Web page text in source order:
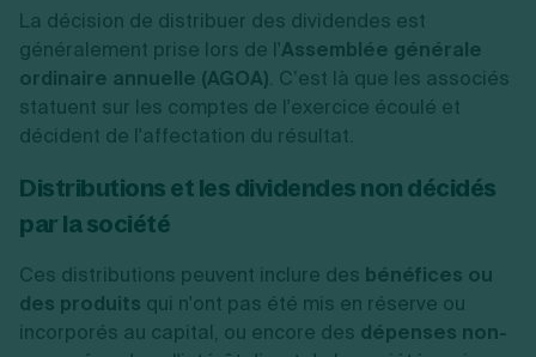
La décision de distribuer des dividendes est
généralement prise lors de l'Assemblée générale
ordinaire annuelle (AGOA). C’est là que les associés
statuent sur les comptes de l'exercice écoulé et
décident de l'affectation du résultat.
Distributions et les dividendes non décidés
par la société
Ces distributions peuvent inclure des bénéfices ou
des produits qui n'ont pas été mis en réserve ou
incorporés au capital, ou encore des dépenses non-